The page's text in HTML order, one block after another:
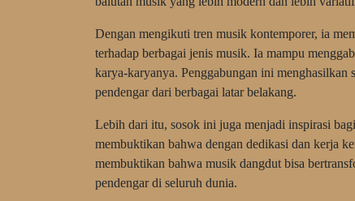
Dengan mengikuti tren musik kontemporer, ia
terhadap berbagai jenis musik. Ia mampu
karya-karyanya. Penggabungan ini menghasilkan
pendengar dari berbagai latar belakang.
Lebih dari itu, sosok ini juga menjadi inspirasi
membuktikan bahwa dengan dedikasi dan kerja
membuktikan bahwa musik dangdut bisa
pendengar di seluruh dunia.